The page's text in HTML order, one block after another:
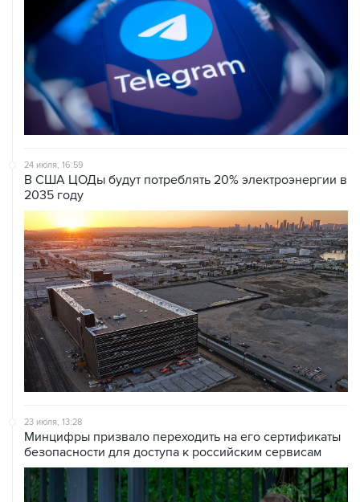
24 июля, 16:59
В США ЦОДы будут потреблять 20% электроэнергии в
2035 году
23 июля, 13:28
Минцифры призвало переходить на его сертификаты
безопасности для доступа к российским сервисам